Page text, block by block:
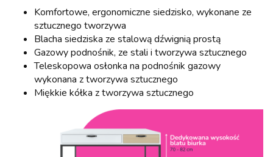
Komfortowe, ergonomiczne siedzisko, wykonane ze
sztucznego tworzywa
Blacha siedziska ze stalową dźwignią prostą
Gazowy podnośnik, ze stali i tworzywa sztucznego
Teleskopowa osłonka na podnośnik gazowy
wykonana z tworzywa sztucznego
Miękkie kółka z tworzywa sztucznego